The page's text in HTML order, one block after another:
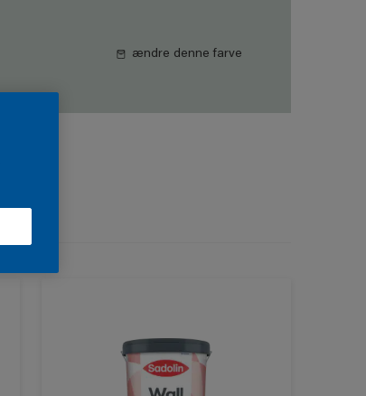
ændre denne farve